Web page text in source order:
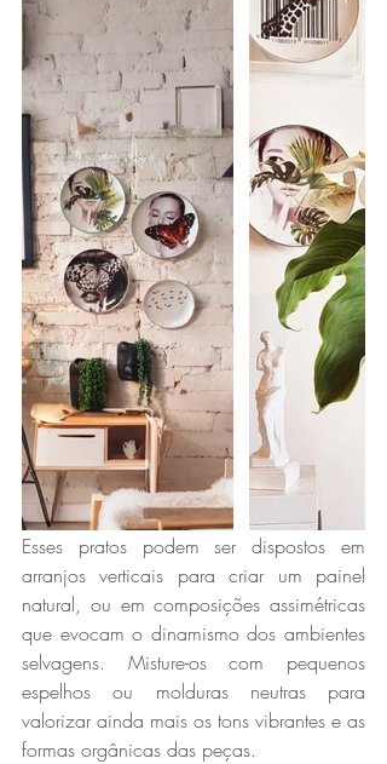
Esses pratos podem ser dispostos em
arranjos verticais para criar um painel
natural, ou em composições assimétricas
que evocam o dinamismo dos ambientes
selvagens. Misture-os com pequenos
espelhos ou molduras neutras para
valorizar ainda mais os tons vibrantes e as
formas orgânicas das peças.